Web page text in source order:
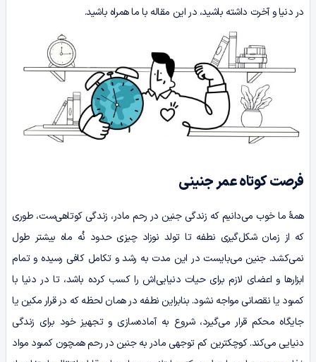
در دنیا و آخرت داشته باشید، در این مقاله با ما همراه باشید.
فرصت کوتاه عمر جنینی
همۀ ما خوب می‌دانیم که زندگی جنین در رحم مادر، زندگی کوتاهی‌ست، طوری
که از زمان شکل‌گیری نطفه تا تولد نوزاد چیزی حدود نُه ماه بیشتر طول
نمی‌کشد. جنین می‌بایست در این مدت به رشد و تکامل کافی رسیده و تمام
ابزارها و اعضای لازم برای حیات دنیایی‌اش را کسب کرده باشد، تا در دنیا با
کمبود یا نقصانی مواجه نشود. بنابراین نطفه در همان لحظه که در قرار مکین یا
جایگاه محکم قرار می‌گیرد، شروع به آماده‌سازی و تجهیز خود برای زندگی
دنیایی می‌کند. کوچکترین کم توجهی مادر به جنین در رحم همچون کمبود مواد